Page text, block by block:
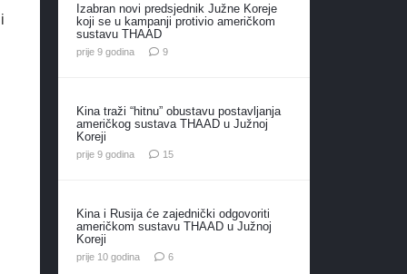
Izabran novi predsjednik Južne Koreje
koji se u kampanji protivio američkom
sustavu THAAD
prije 9 godina 9komentara
Kina traži “hitnu” obustavu postavljanja
američkog sustava THAAD u Južnoj
Koreji
prije 9 godina 15komentara
Kina i Rusija će zajednički odgovoriti
američkom sustavu THAAD u Južnoj
Koreji
prije 10 godina 6komentara